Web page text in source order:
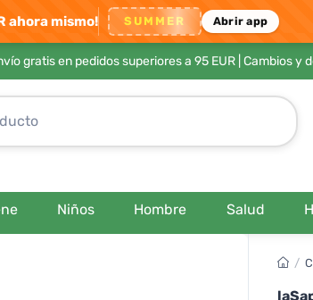
ahora mismo! SUMMER Abrir app
gratis en pedidos superiores a 95 EUR| Cambios y
Niños Hombre Salud
/